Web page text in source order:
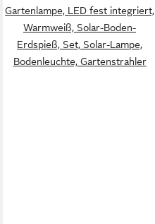
Gartenlampe, LED fest integriert,
Warmweiß, Solar-Boden-
Erdspieß, Set, Solar-Lampe,
Bodenleuchte, Gartenstrahler